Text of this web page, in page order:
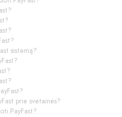
sistemą?
prie svetainės?
PayFast?